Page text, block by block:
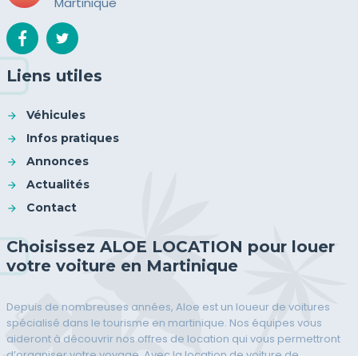
Liens utiles
Véhicules
Infos pratiques
Annonces
Actualités
Contact
Choisissez ALOE LOCATION pour louer
votre voiture en Martinique
Depuis de nombreuses années, Aloe est un loueur de voitures
spécialisé dans le tourisme en martinique. Nos équipes vous
aideront à découvrir nos offres de location qui vous permettront